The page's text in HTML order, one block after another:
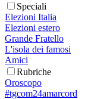
Speciali
Elezioni Italia
Elezioni estero
Grande Fratello
L'isola dei famosi
Amici
Rubriche
Oroscopo
#tgcom24amarcord